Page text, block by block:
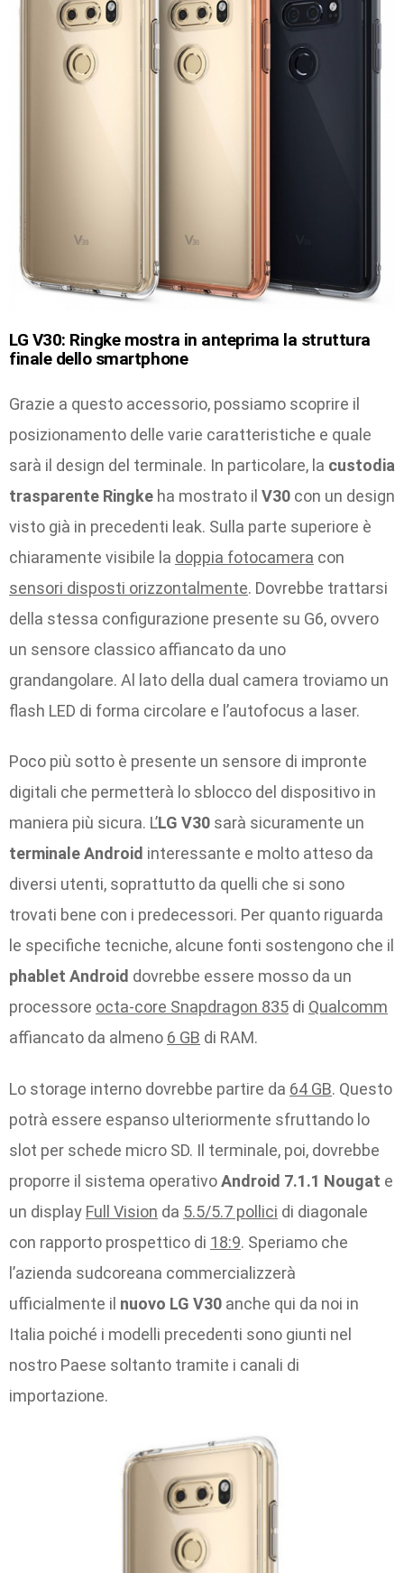
LG V30: Ringke mostra in anteprima la struttura
finale dello smartphone
Grazie a questo accessorio, possiamo scoprire il
posizionamento delle varie caratteristiche e quale
sarà il design del terminale. In particolare, la custodia
trasparente Ringke ha mostrato il V30 con un design
visto già in precedenti leak. Sulla parte superiore è
chiaramente visibile la doppia fotocamera con
sensori disposti orizzontalmente. Dovrebbe trattarsi
della stessa configurazione presente su G6, ovvero
un sensore classico affiancato da uno
grandangolare. Al lato della dual camera troviamo un
flash LED di forma circolare e l’autofocus a laser.
Poco più sotto è presente un sensore di impronte
digitali che permetterà lo sblocco del dispositivo in
maniera più sicura. L’LG V30 sarà sicuramente un
terminale Android interessante e molto atteso da
diversi utenti, soprattutto da quelli che si sono
trovati bene con i predecessori. Per quanto riguarda
le specifiche tecniche, alcune fonti sostengono che il
phablet Android dovrebbe essere mosso da un
processore octa-core Snapdragon 835 di Qualcomm
affiancato da almeno 6 GB di RAM.
Lo storage interno dovrebbe partire da 64 GB. Questo
potrà essere espanso ulteriormente sfruttando lo
slot per schede micro SD. Il terminale, poi, dovrebbe
proporre il sistema operativoAndroid 7.1.1 Nougat e
un display Full Vision da 5.5/5.7 pollici di diagonale
con rapporto prospettico di 18:9. Speriamo che
l’azienda sudcoreana commercializzerà
ufficialmente il nuovo LG V30 anche qui da noi in
Italia poiché i modelli precedenti sono giunti nel
nostro Paese soltanto tramite i canali di
importazione.